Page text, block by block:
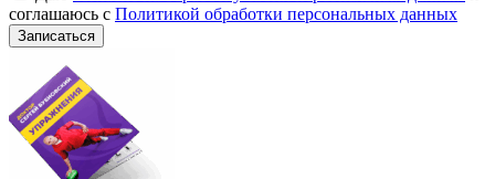
соглашаюсь с Политикой обработки персональных данных
Записаться